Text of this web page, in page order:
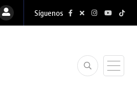
Síguenos